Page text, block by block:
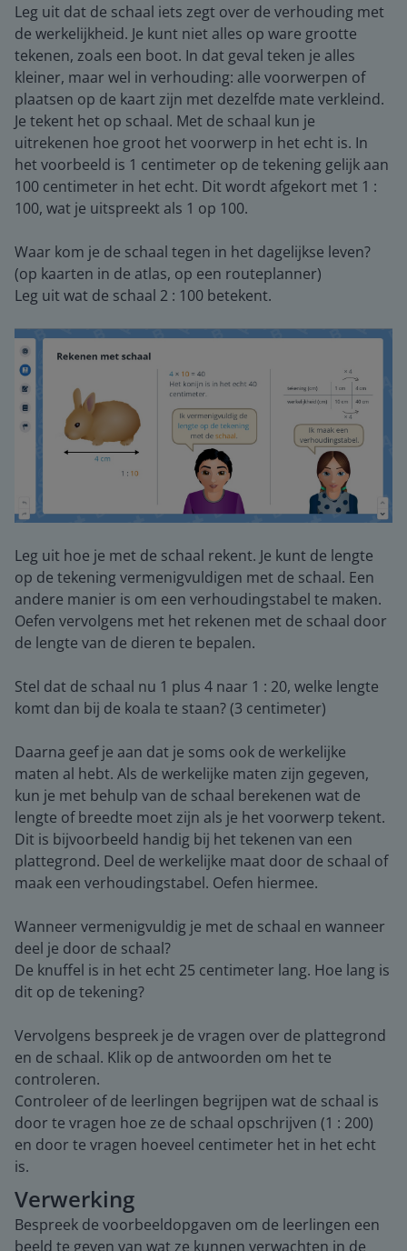
Leg uit dat de schaal iets zegt over de verhouding met
de werkelijkheid. Je kunt niet alles op ware grootte
tekenen, zoals een boot. In dat geval teken je alles
kleiner, maar wel in verhouding: alle voorwerpen of
plaatsen op de kaart zijn met dezelfde mate verkleind.
Je tekent het op schaal. Met de schaal kun je
uitrekenen hoe groot het voorwerp in het echt is. In
het voorbeeld is 1 centimeter op de tekening gelijk aan
100 centimeter in het echt. Dit wordt afgekort met 1 :
100, wat je uitspreekt als 1 op 100.
Waar kom je de schaal tegen in het dagelijkse leven?
(op kaarten in de atlas, op een routeplanner)
Leg uit wat de schaal 2 : 100 betekent.
Leg uit hoe je met de schaal rekent. Je kunt de lengte
op de tekening vermenigvuldigen met de schaal. Een
andere manier is om een verhoudingstabel te maken.
Oefen vervolgens met het rekenen met de schaal door
de lengte van de dieren te bepalen.
Stel dat de schaal nu 1 plus 4 naar 1 : 20, welke lengte
komt dan bij de koala te staan? (3 centimeter)
Daarna geef je aan dat je soms ook de werkelijke
maten al hebt. Als de werkelijke maten zijn gegeven,
kun je met behulp van de schaal berekenen wat de
lengte of breedte moet zijn als je het voorwerp tekent.
Dit is bijvoorbeeld handig bij het tekenen van een
plattegrond. Deel de werkelijke maat door de schaal of
maak een verhoudingstabel. Oefen hiermee.
Wanneer vermenigvuldig je met de schaal en wanneer
deel je door de schaal?
De knuffel is in het echt 25 centimeter lang. Hoe lang is
dit op de tekening?
Vervolgens bespreek je de vragen over de plattegrond
en de schaal. Klik op de antwoorden om het te
controleren.
Controleer of de leerlingen begrijpen wat de schaal is
door te vragen hoe ze de schaal opschrijven (1 : 200)
en door te vragen hoeveel centimeter het in het echt
is.
Verwerking
Bespreek de voorbeeldopgaven om de leerlingen een
beeld te geven van wat ze kunnen verwachten in de